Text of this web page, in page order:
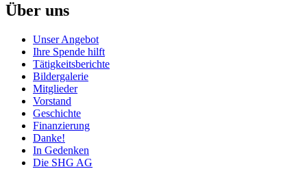
Über uns
Unser Angebot
Ihre Spende hilft
Tätigkeitsberichte
Bildergalerie
Mitglieder
Vorstand
Geschichte
Finanzierung
Danke!
In Gedenken
Die SHG AG